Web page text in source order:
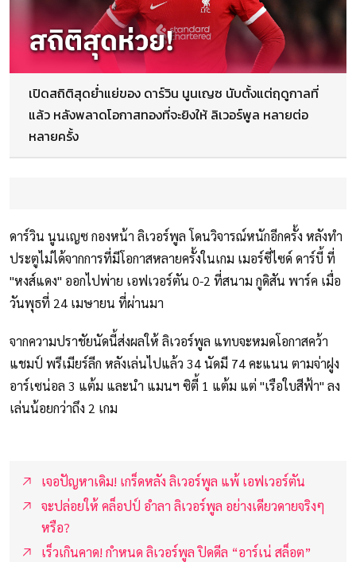
เปิดสถิติสุดย่ำแย่ของ ดาร์วิน นูนเญซ นับตั้งแต่ฤดูกาลที่
แล้ว หลังพลาดโอกาสทองที่จะยิงให้ ลิเวอร์พูล หลายต่อ
หลายครั้ง
ดาร์วิน นูนเญซ กองหน้า ลิเวอร์พูล โดนวิจารณ์หนักอีกครั้ง หลังทำ
ประตูไม่ได้จากการที่มีโอกาสหลายครั้งในเกม เมอร์ซี่ไซด์ ดาร์บี้ ที่
"หงส์แดง" ออกไปพ่าย เอฟเวอร์ตัน 0-2 ที่สนาม กูดิสัน พาร์ค เมื่อ
วันพุธที่ 24 เมษายน ที่ผ่านมา
จากความปราชัยนัดนี้ส่งผลให้ ลิเวอร์พูล แทบจะหมดโอกาสคว้า
แชมป์ พรีเมียร์ลีก หลังเล่นไปแล้ว 34 นัดมี 74 คะแนน ตามจ่าฝูง
อาร์เซน่อล 3 แต้ม และนำ แมนฯ ซิตี้ 1 แต้ม แต่ "เรือใบสีฟ้า" ลง
เล่นน้อยกว่าถึง 2 เกม
เจอปัญหาเดิม! เกร็ดหลัง ลิเวอร์พูล แพ้ เอฟเวอร์ตัน
จะปล่อยให้ คล็อปป์ อำลา ลิเวอร์พูล อย่างเดียวดายจริงๆ
หรือ?
เร็วเกินคาด! กำหนด ลิเวอร์พูล ปิดดีล “อาร์เน่ สล็อต”